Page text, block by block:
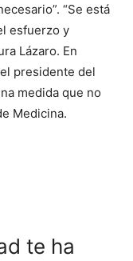
“Se está
esfuerzo y
Lázaro. En
presidente del
medida que no
Medicina.
te ha